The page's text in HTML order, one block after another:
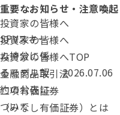
投資家の皆様へ
投資家の皆様へ
投資家の皆様へTOP
金融商品取引法
二項有価証券
（みなし有価証券）とは
カテゴリ：
重要なお知らせ・注意喚起
SPVスキー
ム持分に係
るモデル契
約の公表に
ついて
投稿日：
2026.07.06